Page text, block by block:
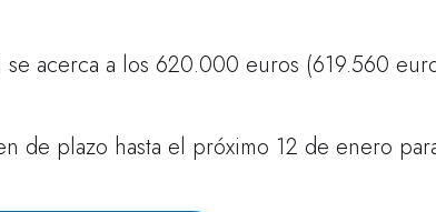
acerca a los 620.000 euros (619.560
de plazo hasta el próximo 12 de enero